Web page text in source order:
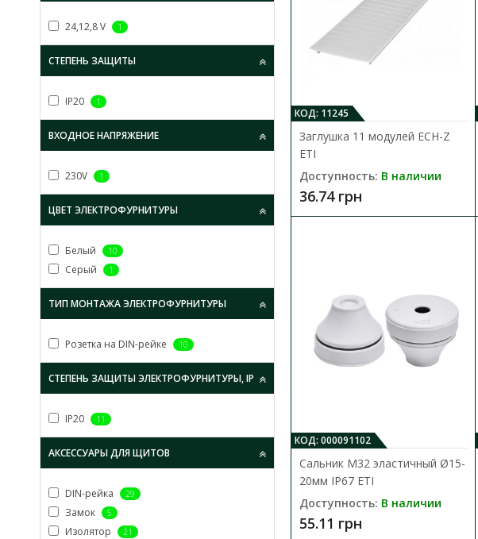
24,12,8 V 1
СТЕПЕНЬ ЗАЩИТЫ
IP20 1
ВХОДНОЕ НАПРЯЖЕНИЕ
230V 1
ЦВЕТ ЭЛЕКТРОФУРНИТУРЫ
Белый 10
Серый 1
ТИП МОНТАЖА ЭЛЕКТРОФУРНИТУРЫ
Розетка на DIN-рейке 10
СТЕПЕНЬ ЗАЩИТЫ ЭЛЕКТРОФУРНИТУРЫ, IP
IP20 11
АКСЕССУАРЫ ДЛЯ ЩИТОВ
DIN-рейка 29
Замок 5
Изолятор 21
КОД: 11245
Заглушка 11 модулей ECH-Z
ЕТІ
Доступность: В наличии
36.74 грн
КОД: 000091102
Сальник M32 эластичный Ø15-
20мм IP67 ЕТІ
Доступность: В наличии
55.11 грн